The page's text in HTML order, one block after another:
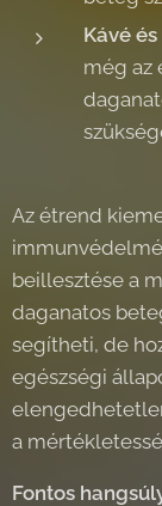
Kávé
még az
Az étrend
beillesztése a
daganatos
segítheti, de
egészségi
a
Fontos